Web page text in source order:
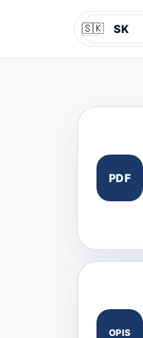
Jazyk
🇸🇰
PDF
OPIS